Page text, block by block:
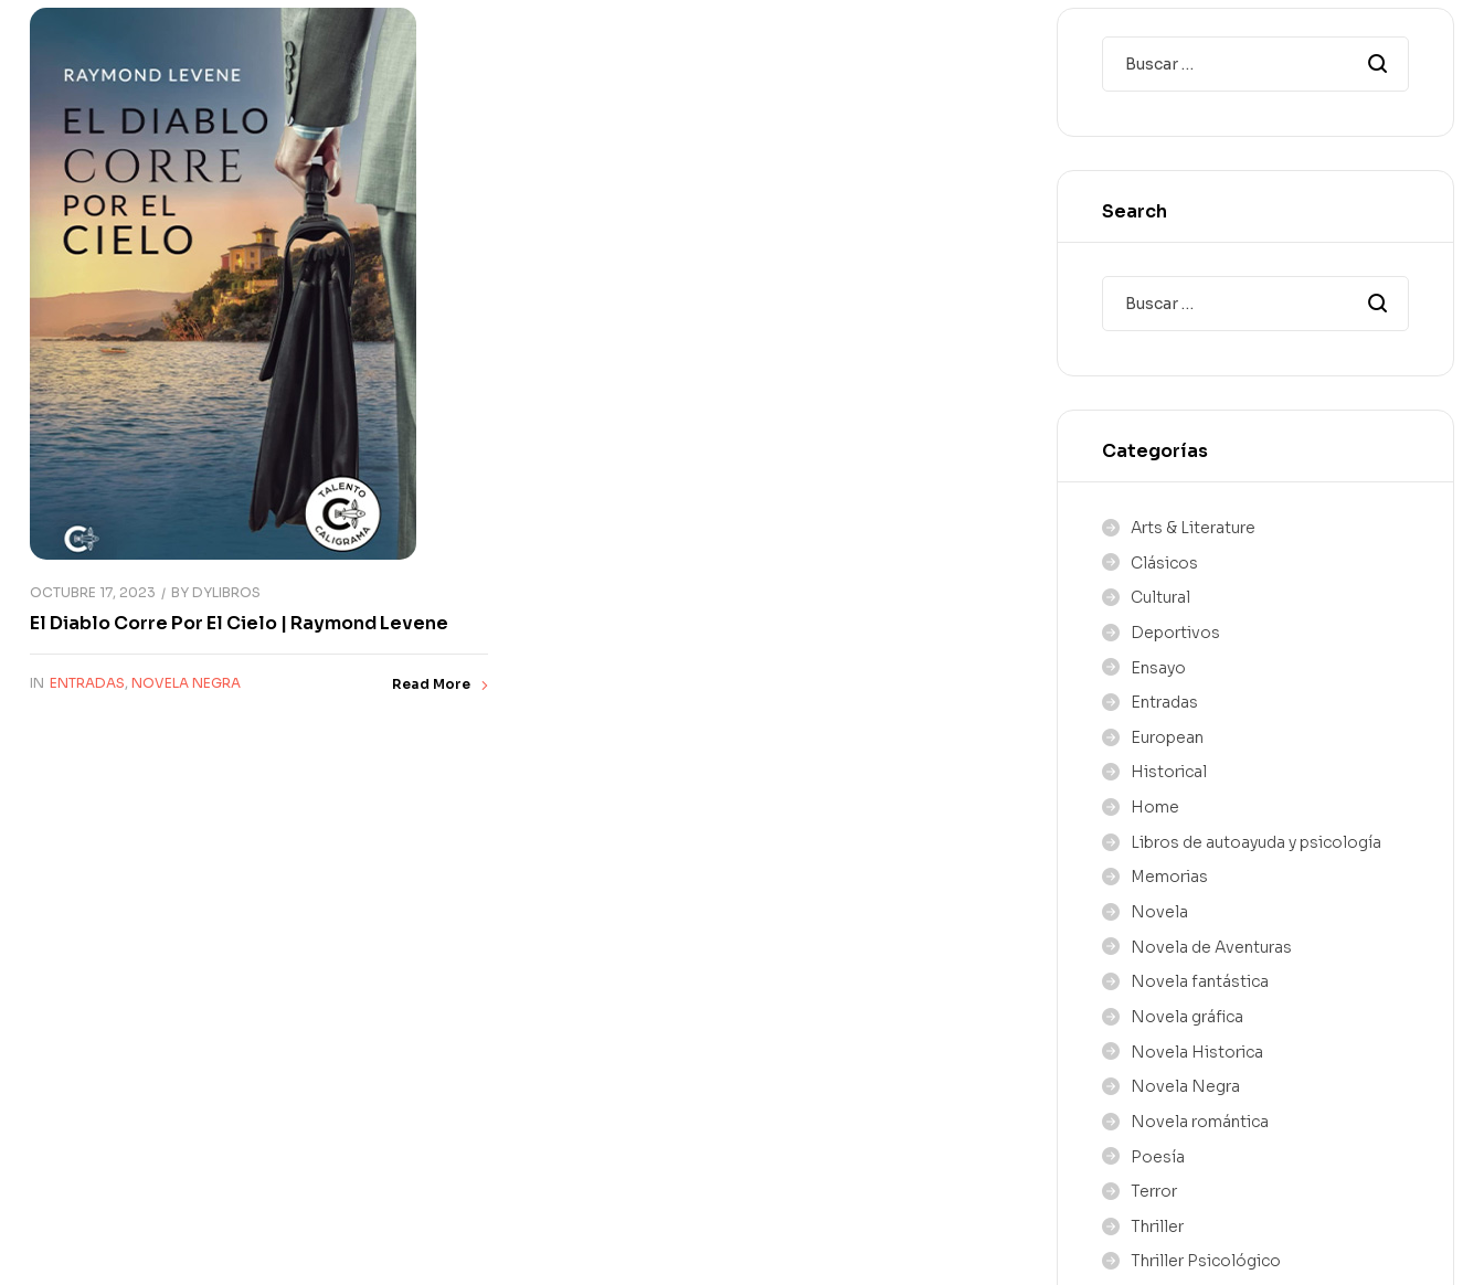
OCTUBRE 17, 2023 BY DYLIBROS
El Diablo Corre Por El Cielo | Raymond Levene
IN ENTRADAS, NOVELA NEGRA Read More
Search
Categorías
Arts & Literature
Clásicos
Cultural
Deportivos
Ensayo
Entradas
European
Historical
Home
Libros de autoayuda y psicología
Memorias
Novela
Novela de Aventuras
Novela fantástica
Novela gráfica
Novela Historica
Novela Negra
Novela romántica
Poesía
Terror
Thriller
Thriller Psicológico